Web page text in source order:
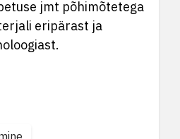
jmt põhimõtetega
eripärast ja